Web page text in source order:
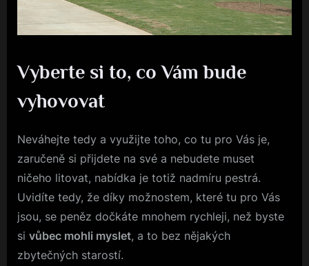
Vyberte si to, co Vám bude
vyhovovat
Neváhejte tedy a využijte toho, co tu pro Vás je,
zaručeně si přijdete na své a nebudete muset
ničeho litovat, nabídka je totiž nadmíru pestrá.
Uvidíte tedy, že díky možnostem, které tu pro Vás
jsou, se peněz dočkáte mnohem rychleji, než byste
si vůbec mohli myslet, a to bez nějakých
zbytečných starostí.